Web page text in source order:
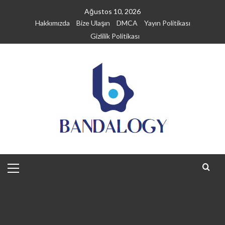
Ağustos 10, 2026
Hakkımızda
Bize Ulaşın DMCA
Yayın Politikası
Gizlilik Politikası
Menu